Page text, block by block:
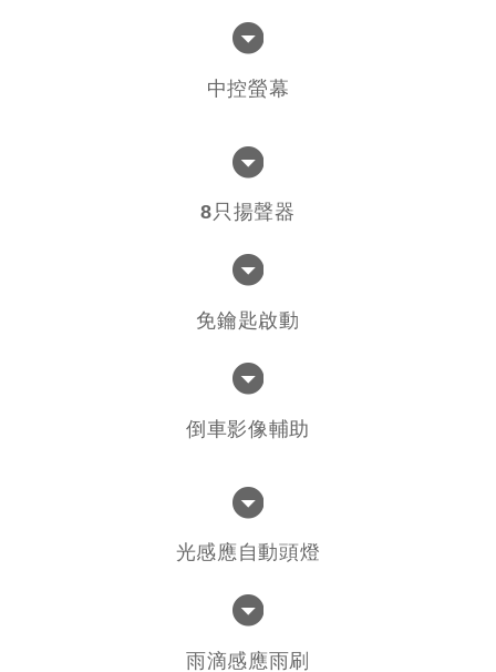
中控螢幕
8只揚聲器
免鑰匙啟動
倒車影像輔助
光感應自動頭燈
雨滴感應雨刷